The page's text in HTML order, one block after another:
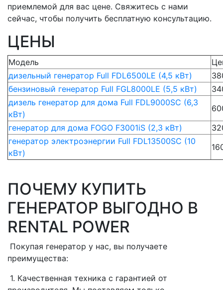
приемлемой для вас цене. Свяжитесь с нами
сейчас, чтобы получить бесплатную консультацию.
ЦЕНЫ
Модель
дизельный генератор Full FDL6500LE (4,5 кВт)
бензиновый генератор Full FGL8000LE (5,5 кВт)
дизель генератор для дома Full FDL9000SC (6,3
кВт)
генератор для дома FOGO F3001iS (2,3 кВт)
генератор электроэнергии Full FDL13500SC (10
кВт)
ПОЧЕМУ КУПИТЬ
ГЕНЕРАТОР ВЫГОДНО В
RENTAL POWER
Покупая генератор у нас, вы получаете
преимущества:
1. Качественная техника с гарантией от